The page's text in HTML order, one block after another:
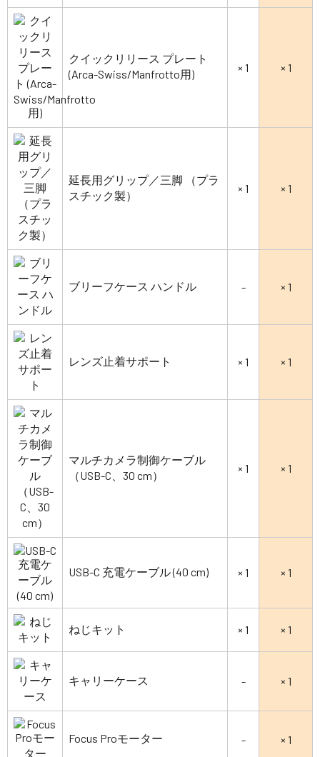
クイックリリース プレート
(Arca-Swiss/Manfrotto用)
× 1 × 1
延長用グリップ／三脚 （プラ
スチック製）
× 1 × 1
ブリーフケース ハンドル - × 1
レンズ止着サポート × 1 × 1
マルチカメラ制御ケーブル
（USB-C、30 cm）
× 1 × 1
USB-C 充電ケーブル (40 cm) × 1 × 1
ねじキット × 1 × 1
キャリーケース - × 1
Focus Proモーター - × 1